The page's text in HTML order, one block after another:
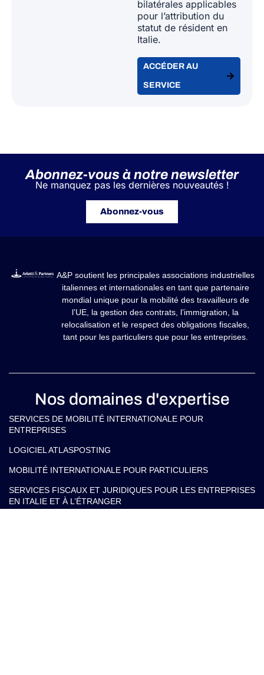
bilatérales applicables
pour l’attribution du
statut de résident en
Italie.
ACCÉDER AU
SERVICE
Abonnez-vous à notre newsletter
Ne manquez pas les dernières nouveautés !
Abonnez-vous
A&P soutient les principales associations industrielles
italiennes et internationales en tant que partenaire
mondial unique pour la mobilité des travailleurs de
l’UE, la gestion des contrats, l’immigration, la
relocalisation et le respect des obligations fiscales,
tant pour les particuliers que pour les entreprises.
Nos domaines d'expertise
SERVICES DE MOBILITÉ INTERNATIONALE POUR
ENTREPRISES
LOGICIEL ATLASPOSTING
MOBILITÉ INTERNATIONALE POUR PARTICULIERS
SERVICES FISCAUX ET JURIDIQUES POUR LES ENTREPRISES
EN ITALIE ET À L’ÉTRANGER